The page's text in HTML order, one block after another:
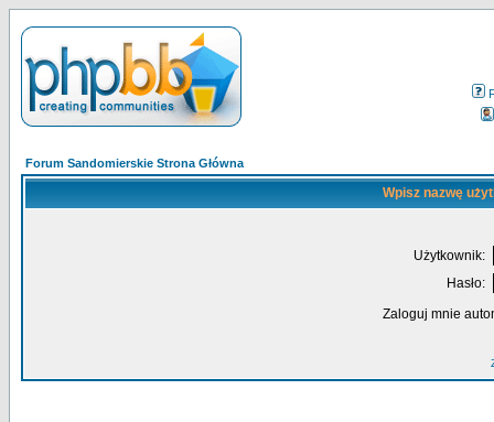
Forum Sandomierskie Strona Główna
Wpisz nazwę
Użytkownik:
Hasło:
Zaloguj mnie